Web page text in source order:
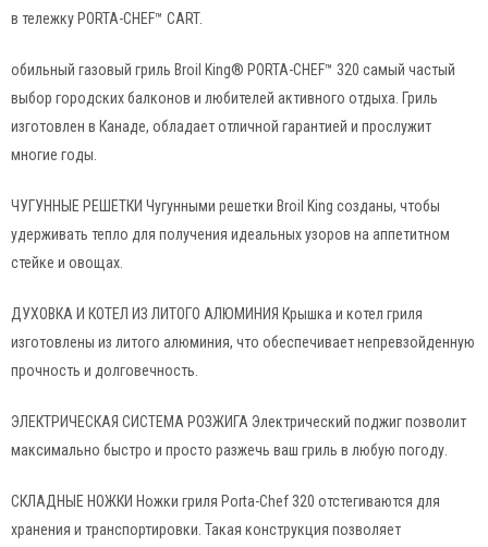
в тележку PORTA-CHEF™ CART.
обильный газовый гриль Broil King® PORTA-CHEF™ 320 самый частый
выбор городских балконов и любителей активного отдыха. Гриль
изготовлен в Канаде, обладает отличной гарантией и прослужит
многие годы.
ЧУГУННЫЕ РЕШЕТКИ Чугунными решетки Broil King созданы, чтобы
удерживать тепло для получения идеальных узоров на аппетитном
стейке и овощах.
ДУХОВКА И КОТЕЛ ИЗ ЛИТОГО АЛЮМИНИЯ Крышка и котел гриля
изготовлены из литого алюминия, что обеспечивает непревзойденную
прочность и долговечность.
ЭЛЕКТРИЧЕСКАЯ СИСТЕМА РОЗЖИГА Электрический поджиг позволит
максимально быстро и просто разжечь ваш гриль в любую погоду.
СКЛАДНЫЕ НОЖКИ Ножки гриля Porta-Chef 320 отстегиваются для
хранения и транспортировки. Такая конструкция позволяет